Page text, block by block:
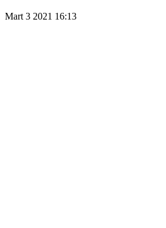
Mart 3 2021 16:13